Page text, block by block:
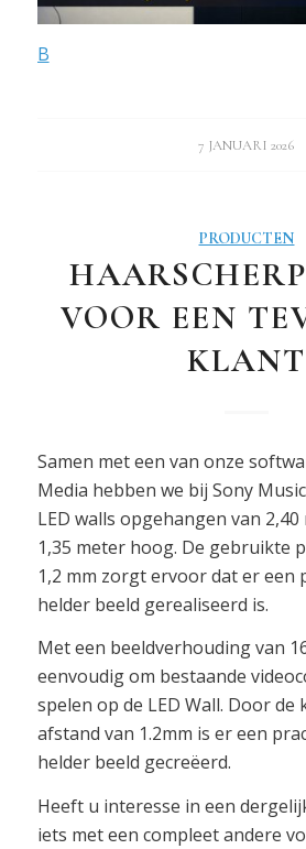
B
7 JANUARI 2026
PRODUCTEN
VOOR EEN
KLANT
Samen met een van onze
Media hebben we bij Sony
LED walls opgehangen van
1,35 meter hoog. De gebruikte
1,2 mm zorgt ervoor dat er een
helder beeld gerealiseerd is.
Met een beeldverhouding van
eenvoudig om bestaande
spelen op de LED Wall. Door de
afstand van 1.2mm is er een
helder beeld gecreëerd.
Heeft u interesse in een
iets met een compleet andere